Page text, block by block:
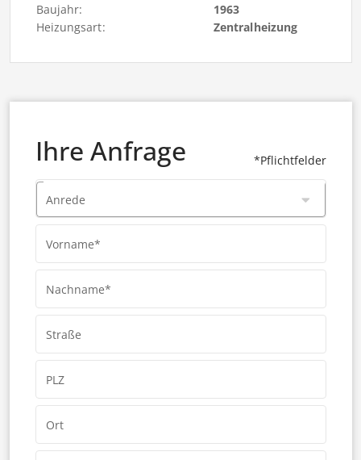
Baujahr:
1963
Heizungsart:
Zentralheizung
*Pflichtfelder
Ihre Anfrage
Anrede
Vorname*
Nachname*
Straße
PLZ
Ort